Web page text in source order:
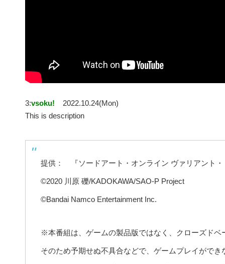
3:vsoku!
2022.10.24(Mon)
This is description
提供： 『ソードアート・オンライン ヴァリアント・
©2020 川原 礫/KADOKAWA/SAO-P Project
©Bandai Namco Entertainment Inc.
※本番組は、ゲームの製品版ではなく、クローズド
そのため予期せぬ不具合などで、ゲームプレイができ